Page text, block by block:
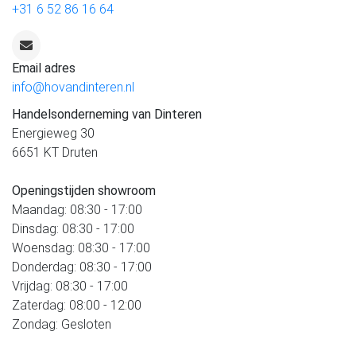
+31 6 52 86 16 64
Email adres
info@hovandinteren.nl
Handelsonderneming van Dinteren
Energieweg 30
6651 KT Druten
Openingstijden showroom
Maandag: 08:30 - 17:00
Dinsdag: 08:30 - 17:00
Woensdag: 08:30 - 17:00
Donderdag: 08:30 - 17:00
Vrijdag: 08:30 - 17:00
Zaterdag: 08:00 - 12:00
Zondag: Gesloten